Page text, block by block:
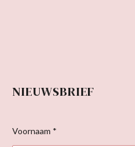
NIEUWSBRIEF
Voornaam *